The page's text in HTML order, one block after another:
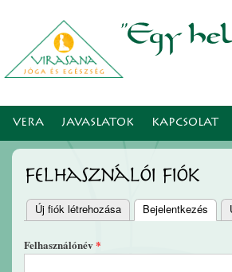
VERA JAVASLATOK KAPCSOLAT
Felhasználói fiók
Elsődleges fülek
Új fiók létrehozása Bejelentkezés
Felhasználónév *